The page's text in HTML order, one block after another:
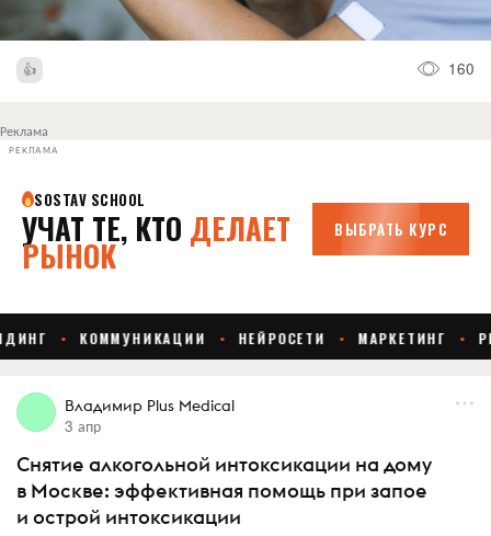
160
Реклама
РЕКЛАМА
Владимир Plus Medical
3 апр
Снятие алкогольной интоксикации на дому
в Москве: эффективная помощь при запое
и острой интоксикации